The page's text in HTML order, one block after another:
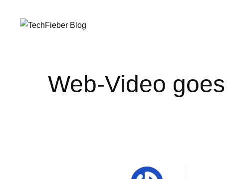
Web-Video